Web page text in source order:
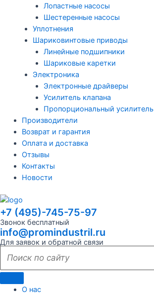
Лопастные насосы
Шестеренные насосы
Уплотнения
Шариковинтовые приводы
Линейные подшипники
Шариковые каретки
Электроника
Электронные драйверы
Усилитель клапана
Пропорциональный усилитель
Производители
Возврат и гарантия
Оплата и доставка
Отзывы
Контакты
Новости
+7 (495)-745-75-97
Звонок бесплатный
info@promindustril.ru
Для заявок и обратной связи
О нас